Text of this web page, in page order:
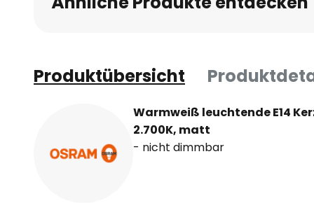
Produktübersicht
Warmweiß leuchtende E14
2.700K, matt
- nicht dimmbar